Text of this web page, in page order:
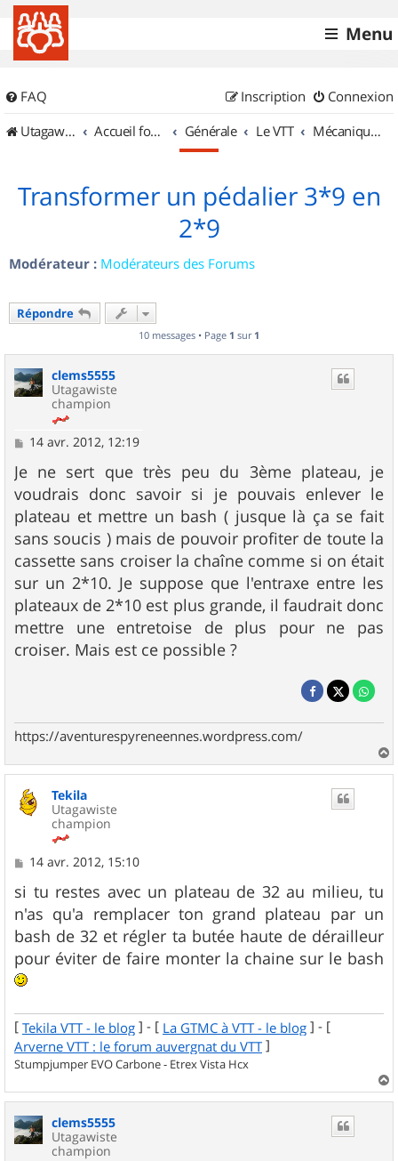
Menu
FAQ Connexion
Inscription
UtagawaVTT (Randos VTT et VTTAE avec traces GPS)
Accueil forum Générale Le VTT Mécanique et Entretiens
Transformer un pédalier 3*9 en
2*9
Modérateur : Modérateurs des Forums
Répondre
10 messages • Page 1 sur 1
clems5555
Utagawiste
champion
M
s
s
a
g
e
14 avr. 2012, 12:19
Je ne sert que très peu du 3ème plateau, je
voudrais donc savoir si je pouvais enlever le
plateau et mettre un bash ( jusque là ça se fait
sans soucis ) mais de pouvoir profiter de toute la
cassette sans croiser la chaîne comme si on était
sur un 2*10. Je suppose que l'entraxe entre les
plateaux de 2*10 est plus grande, il faudrait donc
mettre une entretoise de plus pour ne pas
croiser. Mais est ce possible ?
https://aventurespyreneennes.wordpress.com/
a
u
Tekila
Utagawiste
champion
M
s
s
a
g
e
14 avr. 2012, 15:10
si tu restes avec un plateau de 32 au milieu, tu
n'as qu'a remplacer ton grand plateau par un
bash de 32 et régler ta butée haute de dérailleur
pour éviter de faire monter la chaine sur le bash
[ Tekila VTT - le blog ] - [ La GTMC à VTT - le blog ] - [
Arverne VTT : le forum auvergnat du VTT ]
Stumpjumper EVO Carbone - Etrex Vista Hcx
a
clems5555
Utagawiste
champion